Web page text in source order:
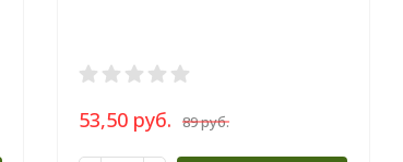
53,50 руб. 89 руб.